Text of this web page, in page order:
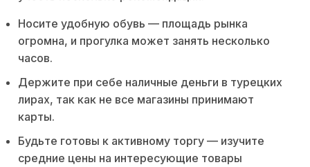
Носите удобную обувь — площадь рынка
огромна, и прогулка может занять несколько
часов.
Держите при себе наличные деньги в турецких
лирах, так как не все магазины принимают
карты.
Будьте готовы к активному торгу — изучите
средние цены на интересующие товары